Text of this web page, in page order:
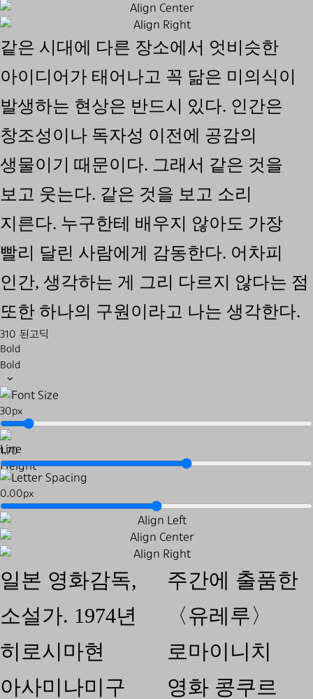
같은 시대에 다른 장소에서 엇비슷한
아이디어가 태어나고 꼭 닮은 미의식이
발생하는 현상은 반드시 있다. 인간은
창조성이나 독자성 이전에 공감의
생물이기 때문이다. 그래서 같은 것을
보고 웃는다. 같은 것을 보고 소리
지른다. 누구한테 배우지 않아도 가장
빨리 달린 사람에게 감동한다. 어차피
인간, 생각하는 게 그리 다르지 않다는 점
또한 하나의 구원이라고 나는 생각한다.
310 된고딕
Bold
Bold
30px
1.70
0.00px
일본 영화감독,
소설가. 1974년
히로시마현
아사미나미구
주간에 출품한
〈유레루〉
로마이니치
영화 콩쿠르